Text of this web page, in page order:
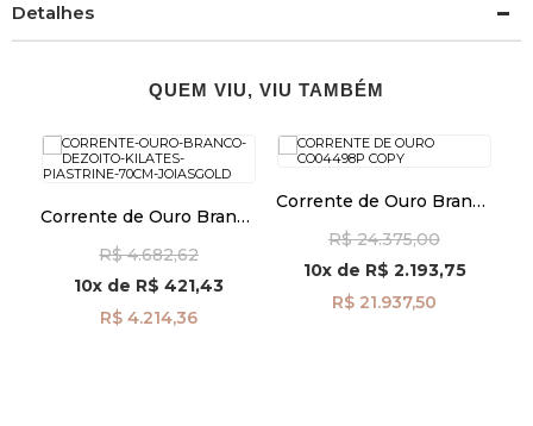
Detalhes
QUEM VIU, VIU TAMBÉM
Corrente de Ouro Branco
70cm co04262
R$ 4.682,62
10x de R$ 421,43
R$ 4.214,36
Corrente de Ouro Branco
Achatada de 44cm
co04498
R$ 24.375,00
10xde R$ 2.193,75
R$ 21.937,50